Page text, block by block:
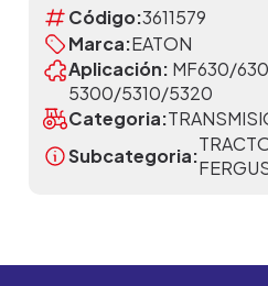
Código:3611579
Marca:EATON
Aplicación: MF630/
5300/5310/5320
Categoria:
Subcategoria: